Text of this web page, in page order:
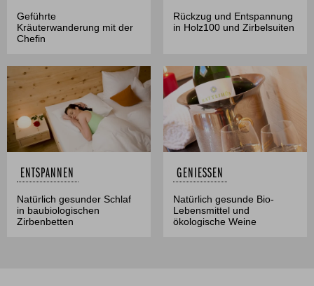
Geführte
Kräuterwanderung mit der
Chefin
Rückzug und Entspannung
in Holz100 und Zirbelsuiten
ENTSPANNEN
Natürlich gesunder Schlaf
in baubiologischen
Zirbenbetten
GENIESSEN
Natürlich gesunde Bio-
Lebensmittel und
ökologische Weine